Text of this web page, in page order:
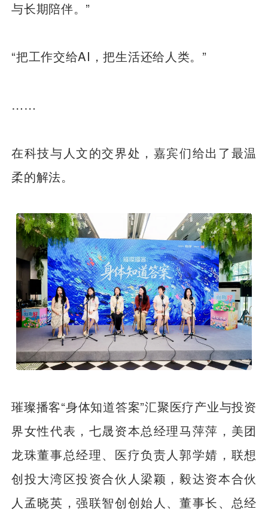
与长期陪伴。”
“把工作交给AI，把生活还给人类。”
……
在科技与人文的交界处，嘉宾们给出了最温
柔的解法。
璀璨播客“身体知道答案”汇聚医疗产业与投资
界女性代表，七晟资本总经理马萍萍，美团
龙珠董事总经理、医疗负责人郭学婧，联想
创投大湾区投资合伙人梁颖，毅达资本合伙
人孟晓英，强联智创创始人、董事长、总经